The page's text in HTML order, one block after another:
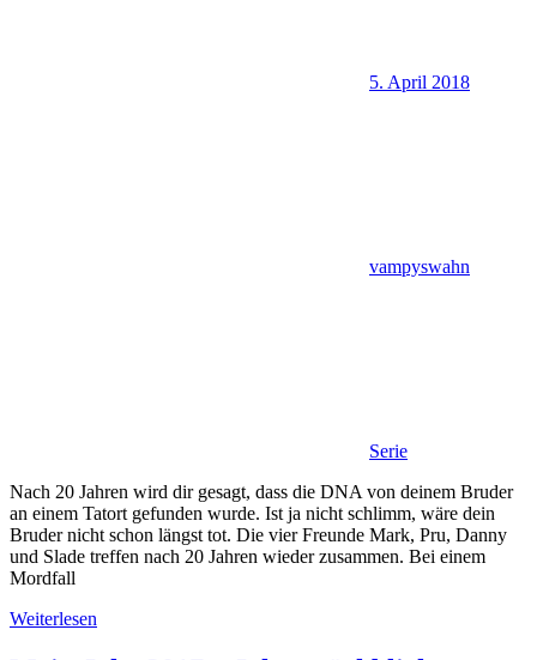
5. April 2018
vampyswahn
Serie
Nach 20 Jahren wird dir gesagt, dass die DNA von deinem Bruder
an einem Tatort gefunden wurde. Ist ja nicht schlimm, wäre dein
Bruder nicht schon längst tot. Die vier Freunde Mark, Pru, Danny
und Slade treffen nach 20 Jahren wieder zusammen. Bei einem
Mordfall
Weiterlesen